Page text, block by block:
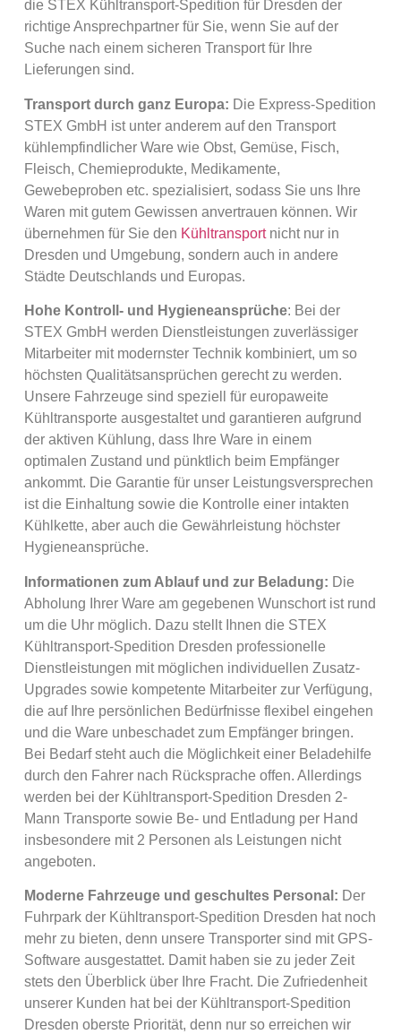
die STEX Kühltransport-Spedition für Dresden der
richtige Ansprechpartner für Sie, wenn Sie auf der
Suche nach einem sicheren Transport für Ihre
Lieferungen sind.
Transport durch ganz Europa: Die Express-Spedition
STEX GmbH ist unter anderem auf den Transport
kühlempfindlicher Ware wie Obst, Gemüse, Fisch,
Fleisch, Chemieprodukte, Medikamente,
Gewebeproben etc. spezialisiert, sodass Sie uns Ihre
Waren mit gutem Gewissen anvertrauen können. Wir
übernehmen für Sie den Kühltransportnicht nur in
Dresden und Umgebung, sondern auch in andere
Städte Deutschlands und Europas.
Hohe Kontroll- und Hygieneansprüche: Bei der
STEX GmbH werden Dienstleistungen zuverlässiger
Mitarbeiter mit modernster Technik kombiniert, um so
höchsten Qualitätsansprüchen gerecht zu werden.
Unsere Fahrzeuge sind speziell für europaweite
Kühltransporte ausgestaltet und garantieren aufgrund
der aktiven Kühlung, dass Ihre Ware in einem
optimalen Zustand und pünktlich beim Empfänger
ankommt. Die Garantie für unser Leistungsversprechen
ist die Einhaltung sowie die Kontrolle einer intakten
Kühlkette, aber auch die Gewährleistung höchster
Hygieneansprüche.
Informationen zum Ablauf und zur Beladung: Die
Abholung Ihrer Ware am gegebenen Wunschort ist rund
um die Uhr möglich. Dazu stellt Ihnen die STEX
Kühltransport-Spedition Dresden professionelle
Dienstleistungen mit möglichen individuellen Zusatz-
Upgrades sowie kompetente Mitarbeiter zur Verfügung,
die auf Ihre persönlichen Bedürfnisse flexibel eingehen
und die Ware unbeschadet zum Empfänger bringen.
Bei Bedarf steht auch die Möglichkeit einer Beladehilfe
durch den Fahrer nach Rücksprache offen. Allerdings
werden bei der Kühltransport-Spedition Dresden 2-
Mann Transporte sowie Be- und Entladung per Hand
insbesondere mit 2 Personen als Leistungen nicht
angeboten.
Moderne Fahrzeuge und geschultes Personal: Der
Fuhrpark der Kühltransport-Spedition Dresden hat noch
mehr zu bieten, denn unsere Transporter sind mit GPS-
Software ausgestattet. Damit haben sie zu jeder Zeit
stets den Überblick über Ihre Fracht. Die Zufriedenheit
unserer Kunden hat bei der Kühltransport-Spedition
Dresden oberste Priorität, denn nur so erreichen wir